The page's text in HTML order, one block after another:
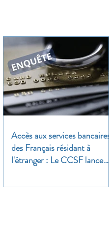
Accès aux services bancaires
des Français résidant à
l'étranger : Le CCSF lance